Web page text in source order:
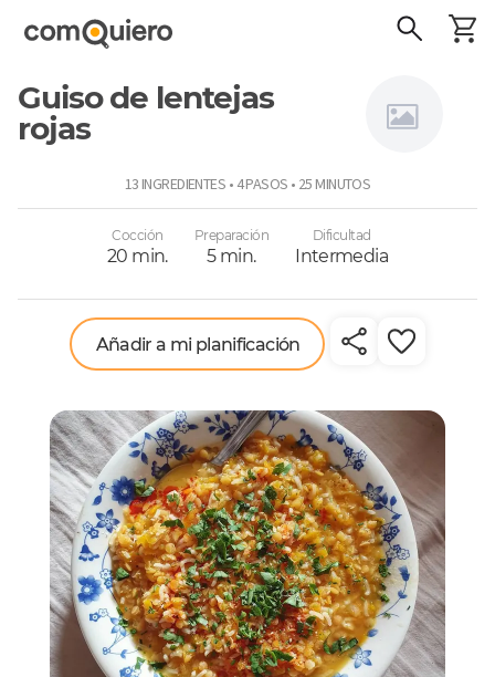
Guiso de lentejas
rojas
13 INGREDIENTES • 4 PASOS • 25 MINUTOS
Cocción
20 min.
Preparación
5 min.
Dificultad
Intermedia
Añadir a mi planificación